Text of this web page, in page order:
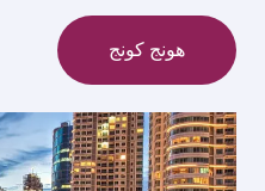
هونج كونج